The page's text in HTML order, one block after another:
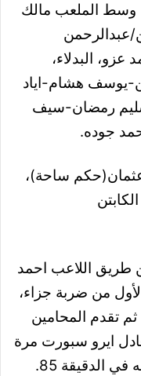
وسط الملعب مالك
عزو، البدلاء،
هشام-اياد
رمضان-سيف
جوده.
عثمان(حكم ساحة)،
الكابتن
طريق اللاعب احمد
الشوط الأول من ضربة جزاء،
المحامين في الدقيقة 60، ثم تقدم المحامين
قبل أن يتعادل ايرو سبورت مرة
الدقيقة 85.